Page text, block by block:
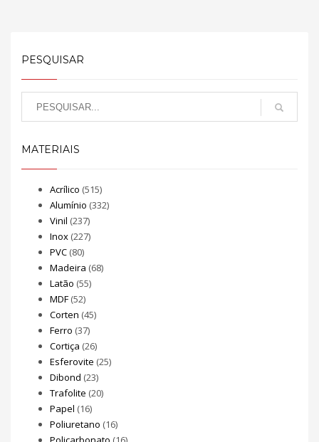
PESQUISAR
MATERIAIS
Acrílico (515)
Alumínio (332)
Vinil (237)
Inox (227)
PVC (80)
Madeira (68)
Latão (55)
MDF (52)
Corten (45)
Ferro (37)
Cortiça (26)
Esferovite (25)
Dibond (23)
Trafolite (20)
Papel (16)
Poliuretano (16)